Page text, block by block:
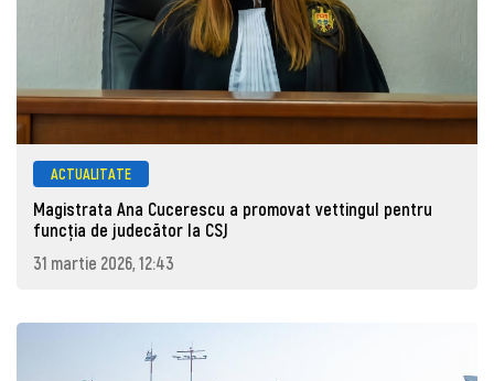
ACTUALITATE
Magistrata Ana Cucerescu a promovat vettingul pentru
funcția de judecător la CSJ
31 martie 2026, 12:43